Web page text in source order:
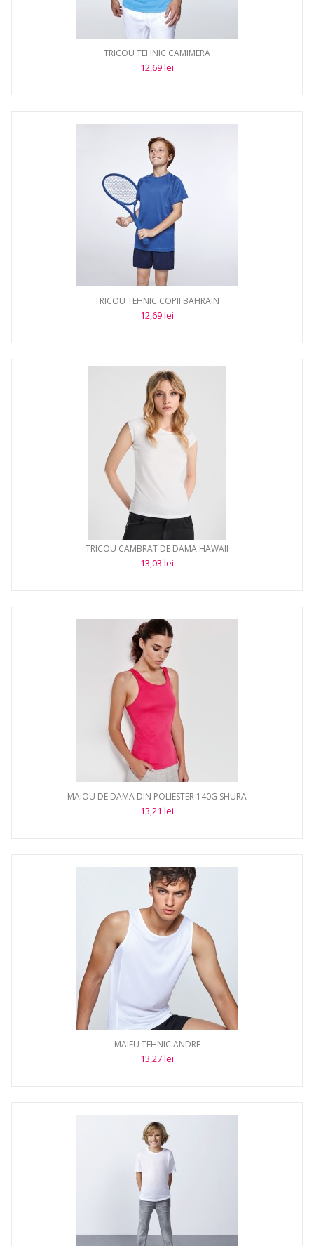
TRICOU TEHNIC CAMIMERA
12,69 lei
TRICOU TEHNIC COPII BAHRAIN
12,69 lei
TRICOU CAMBRAT DE DAMA HAWAII
13,03 lei
MAIOU DE DAMA DIN POLIESTER 140G SHURA
13,21 lei
MAIEU TEHNIC ANDRE
13,27 lei